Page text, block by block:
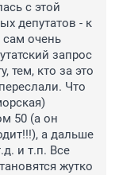
с этой
депутатов - к
сам очень
запрос
тем, кто за это
Что
50 (а он
а дальше
и т.п. Все
жутко